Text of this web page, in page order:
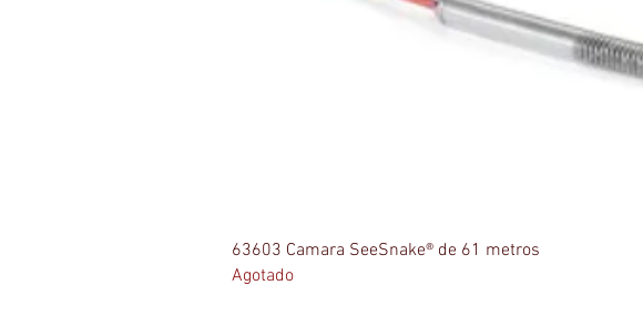
63603 Camara SeeSnake® de 61 metros
Agotado